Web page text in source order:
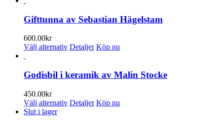
Gifttunna av Sebastian Hägelstam
600.00kr
Välj alternativ Den
har
flera
De
olika
Detaljer Köp nu
Godisbil i keramik av Malin Stocke
450.00kr
Välj alternativ Den
Detaljer Köp nu
Slut i lager